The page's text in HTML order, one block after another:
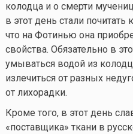
колодца и о смерти
в этот день стали почитать
что на Фотинью она
свойства. Обязательно в
умываться водой из
излечиться от разных
от лихорадки.
Кроме того, в этот день
«поставщика» ткани в